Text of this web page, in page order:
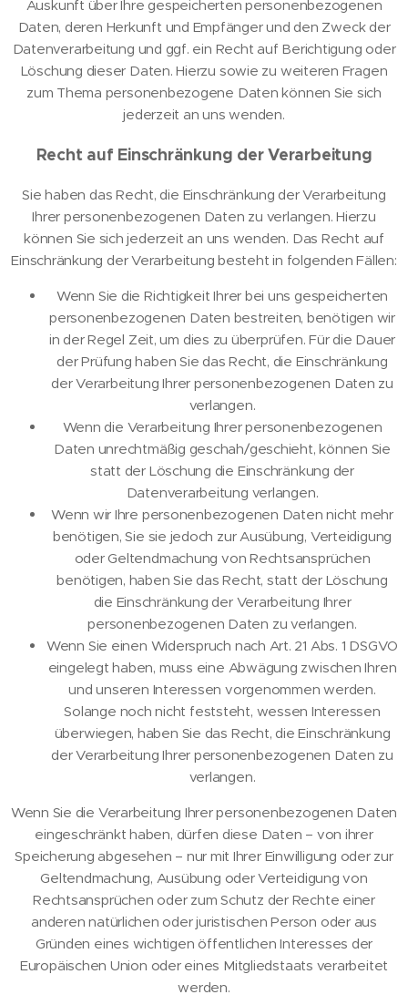
Auskunft über Ihre gespeicherten personenbezogenen
Daten, deren Herkunft und Empfänger und den Zweck der
Datenverarbeitung und ggf. ein Recht auf Berichtigung oder
Löschung dieser Daten. Hierzu sowie zu weiteren Fragen
zum Thema personenbezogene Daten können Sie sich
jederzeit an uns wenden.
Recht auf Einschränkung der Verarbeitung
Sie haben das Recht, die Einschränkung der Verarbeitung
Ihrer personenbezogenen Daten zu verlangen. Hierzu
können Sie sich jederzeit an uns wenden. Das Recht auf
Einschränkung der Verarbeitung besteht in folgenden Fällen:
Wenn Sie die Richtigkeit Ihrer bei uns gespeicherten
personenbezogenen Daten bestreiten, benötigen wir
in der Regel Zeit, um dies zu überprüfen. Für die Dauer
der Prüfung haben Sie das Recht, die Einschränkung
der Verarbeitung Ihrer personenbezogenen Daten zu
verlangen.
Wenn die Verarbeitung Ihrer personenbezogenen
Daten unrechtmäßig geschah/geschieht, können Sie
statt der Löschung die Einschränkung der
Datenverarbeitung verlangen.
Wenn wir Ihre personenbezogenen Daten nicht mehr
benötigen, Sie sie jedoch zur Ausübung, Verteidigung
oder Geltendmachung von Rechtsansprüchen
benötigen, haben Sie das Recht, statt der Löschung
die Einschränkung der Verarbeitung Ihrer
personenbezogenen Daten zu verlangen.
Wenn Sie einen Widerspruch nach Art. 21 Abs. 1 DSGVO
eingelegt haben, muss eine Abwägung zwischen Ihren
und unseren Interessen vorgenommen werden.
Solange noch nicht feststeht, wessen Interessen
überwiegen, haben Sie das Recht, die Einschränkung
der Verarbeitung Ihrer personenbezogenen Daten zu
verlangen.
Wenn Sie die Verarbeitung Ihrer personenbezogenen Daten
eingeschränkt haben, dürfen diese Daten – von ihrer
Speicherung abgesehen – nur mit Ihrer Einwilligung oder zur
Geltendmachung, Ausübung oder Verteidigung von
Rechtsansprüchen oder zum Schutz der Rechte einer
anderen natürlichen oder juristischen Person oder aus
Gründen eines wichtigen öffentlichen Interesses der
Europäischen Union oder eines Mitgliedstaats verarbeitet
werden.